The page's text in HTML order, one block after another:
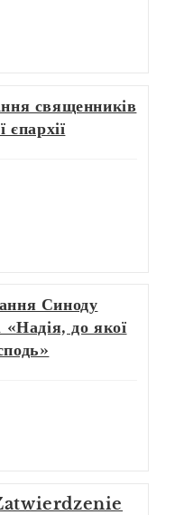
священників
єпархії
Синоду
до якої